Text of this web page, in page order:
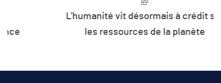
L’humanité vit désormais à crédit sur
les ressources de la planète